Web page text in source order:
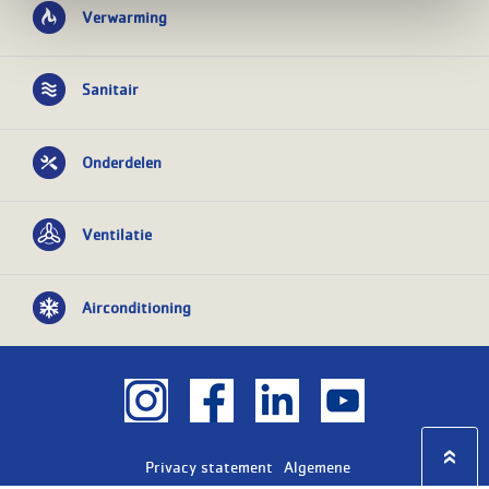
Verwarming
Sanitair
Onderdelen
Ventilatie
Airconditioning
Privacy statement Algemene